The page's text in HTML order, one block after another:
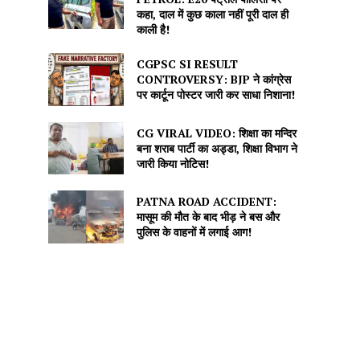
कहा, दाल में कुछ काला नहीं पूरी दाल ही
काली है!
CGPSC SI RESULT
CONTROVERSY: BJP ने कांग्रेस
पर कार्टून पोस्टर जारी कर साधा निशाना!
CG VIRAL VIDEO: शिक्षा का मन्दिर
बना शराब पार्टी का अड्डा, शिक्षा विभाग ने
जारी किया नोटिस!
PATNA ROAD ACCIDENT:
मासूम की मौत के बाद भीड़ ने बस और
पुलिस के वाहनों में लगाई आग!